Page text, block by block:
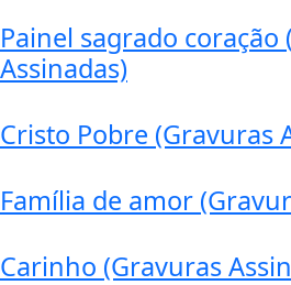
Painel sagrado coração
Assinadas)
Cristo Pobre (Gravuras
Família de amor
Carinho (Gravuras